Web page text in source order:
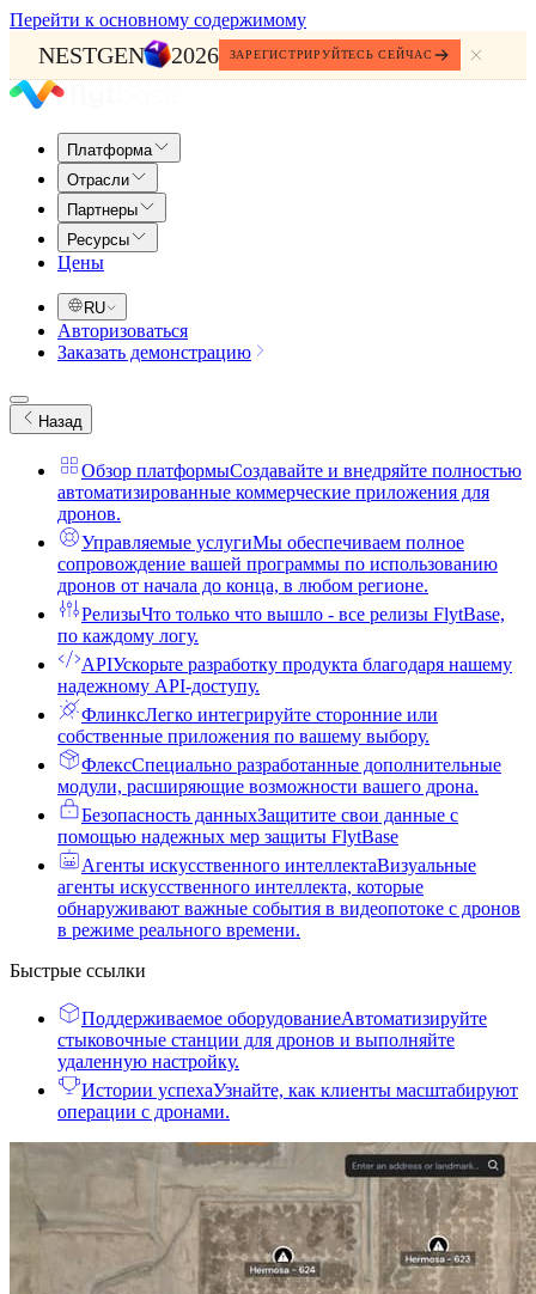
Перейти к основному содержимому
NESTGEN 2026 ЗАРЕГИСТРИРУЙТЕСЬ СЕЙЧАС
Платформа
Отрасли
Партнеры
Ресурсы
Цены
RU
Авторизоваться
Заказать демонстрацию
Назад
Обзор платформыСоздавайте и внедряйте полностью
автоматизированные коммерческие приложения для
дронов.
Управляемые услугиМы обеспечиваем полное
сопровождение вашей программы по использованию
дронов от начала до конца, в любом регионе.
РелизыЧто только что вышло - все релизы FlytBase,
по каждому логу.
APIУскорьте разработку продукта благодаря нашему
надежному API-доступу.
ФлинксЛегко интегрируйте сторонние или
собственные приложения по вашему выбору.
ФлексСпециально разработанные дополнительные
модули, расширяющие возможности вашего дрона.
Безопасность данныхЗащитите свои данные с
помощью надежных мер защиты FlytBase
Агенты искусственного интеллектаВизуальные
агенты искусственного интеллекта, которые
обнаруживают важные события в видеопотоке с дронов
в режиме реального времени.
Быстрые ссылки
Поддерживаемое оборудованиеАвтоматизируйте
стыковочные станции для дронов и выполняйте
удаленную настройку.
Истории успехаУзнайте, как клиенты масштабируют
операции с дронами.